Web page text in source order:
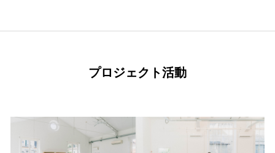
プロジェクト活動